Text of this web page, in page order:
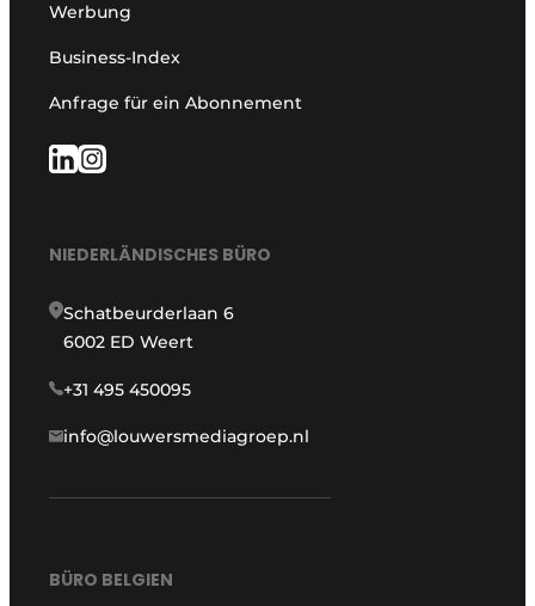
Werbung
Business-Index
Anfrage für ein Abonnement
NIEDERLÄNDISCHES BÜRO
Schatbeurderlaan 6
6002 ED Weert
+31 495 450095
info@louwersmediagroep.nl
BÜRO BELGIEN